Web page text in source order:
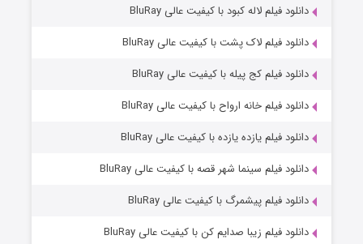
دانلود فیلم لاله کبود با کیفیت عالی BluRay
دانلود فیلم لاک پشت با کیفیت عالی BluRay
دانلود فیلم کج‌ پیله با کیفیت عالی BluRay
دانلود فیلم خانه ارواح با کیفیت عالی BluRay
دانلود فیلم یازده یازده با کیفیت عالی BluRay
دانلود فیلم سینما شهر قصه با کیفیت عالی BluRay
دانلود فیلم پیشمرگ با کیفیت عالی BluRay
دانلود فیلم زیبا صدایم کن با کیفیت عالی BluRay